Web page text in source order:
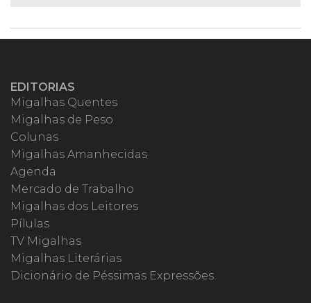
EDITORIAS
Migalhas Quentes
Migalhas de Peso
Colunas
Migalhas Amanhecidas
Agenda
Mercado de Trabalho
Migalhas dos Leitores
Pílulas
TV Migalhas
Migalhas Literárias
Dicionário de Péssimas Expressões